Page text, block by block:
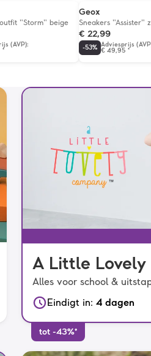
"Storm" beige
(AVP):
*
Geox
Sneakers "Assister"
€ 22,99
-53% Adviesprijs
€ 49,95 *
A Little Lovely
Alles voor school &
Eindigt in: 4 dagen
tot -43%*